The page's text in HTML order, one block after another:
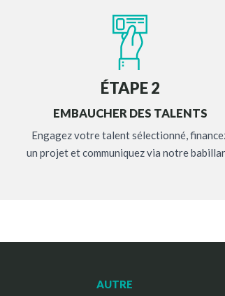
ÉTAPE 2
EMBAUCHER DES TALENTS
Engagez votre talent sélectionné,
un projet et communiquez via notre
AUTRE